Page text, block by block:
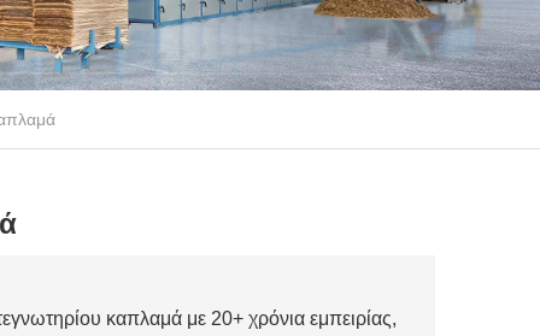
καπλαμά με 20+ χρόνια εμπειρίας,